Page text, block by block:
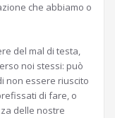
che abbiamo o
del mal di testa,
noi stessi: può
non essere riuscito
di fare, o
delle nostre